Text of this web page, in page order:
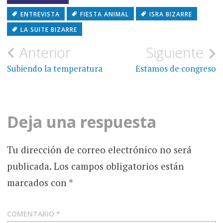
ENTREVISTA
FIESTA ANIMAL
ISRA BIZARRE
LA SUITE BIZARRE
Navegación
de
Anterior
Subiendo la temperatura
Siguiente
Estamos de congreso
Deja una respuesta
Tu dirección de correo electrónico no será
publicada. Los campos obligatorios están
marcados con *
COMENTARIO *